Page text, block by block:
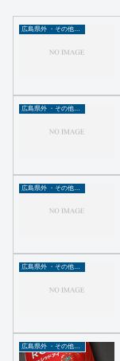
広島県外 ・その他グルメ
広島県外 ・その他グルメ
広島県外 ・その他グルメ
広島県外 ・その他グルメ